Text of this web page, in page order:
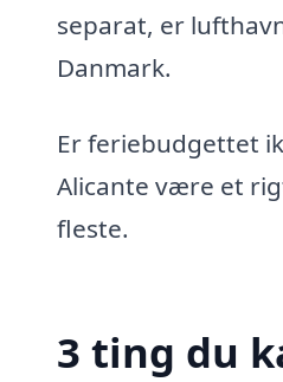
separat, er
Danmark.
Er feriebudgettet
Alicante være et
fleste.
3 ting du